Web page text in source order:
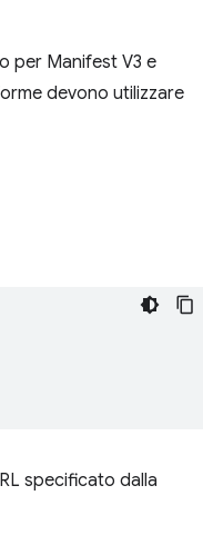
per Manifest V3 e
devono utilizzare
specificato dalla